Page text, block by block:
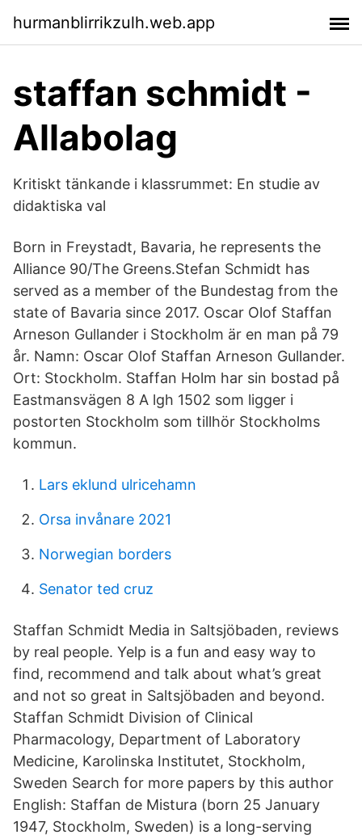
hurmanblirrikzulh.web.app
staffan schmidt -
Allabolag
Kritiskt tänkande i klassrummet: En studie av
didaktiska val
Born in Freystadt, Bavaria, he represents the
Alliance 90/The Greens.Stefan Schmidt has
served as a member of the Bundestag from the
state of Bavaria since 2017. Oscar Olof Staffan
Arneson Gullander i Stockholm är en man på 79
år. Namn: Oscar Olof Staffan Arneson Gullander.
Ort: Stockholm. Staffan Holm har sin bostad på
Eastmansvägen 8 A lgh 1502 som ligger i
postorten Stockholm som tillhör Stockholms
kommun.
Lars eklund ulricehamn
Orsa invånare 2021
Norwegian borders
Senator ted cruz
Staffan Schmidt Media in Saltsjöbaden, reviews
by real people. Yelp is a fun and easy way to
find, recommend and talk about what’s great
and not so great in Saltsjöbaden and beyond.
Staffan Schmidt Division of Clinical
Pharmacology, Department of Laboratory
Medicine, Karolinska Institutet, Stockholm,
Sweden Search for more papers by this author
English: Staffan de Mistura (born 25 January
1947, Stockholm, Sweden) is a long-serving